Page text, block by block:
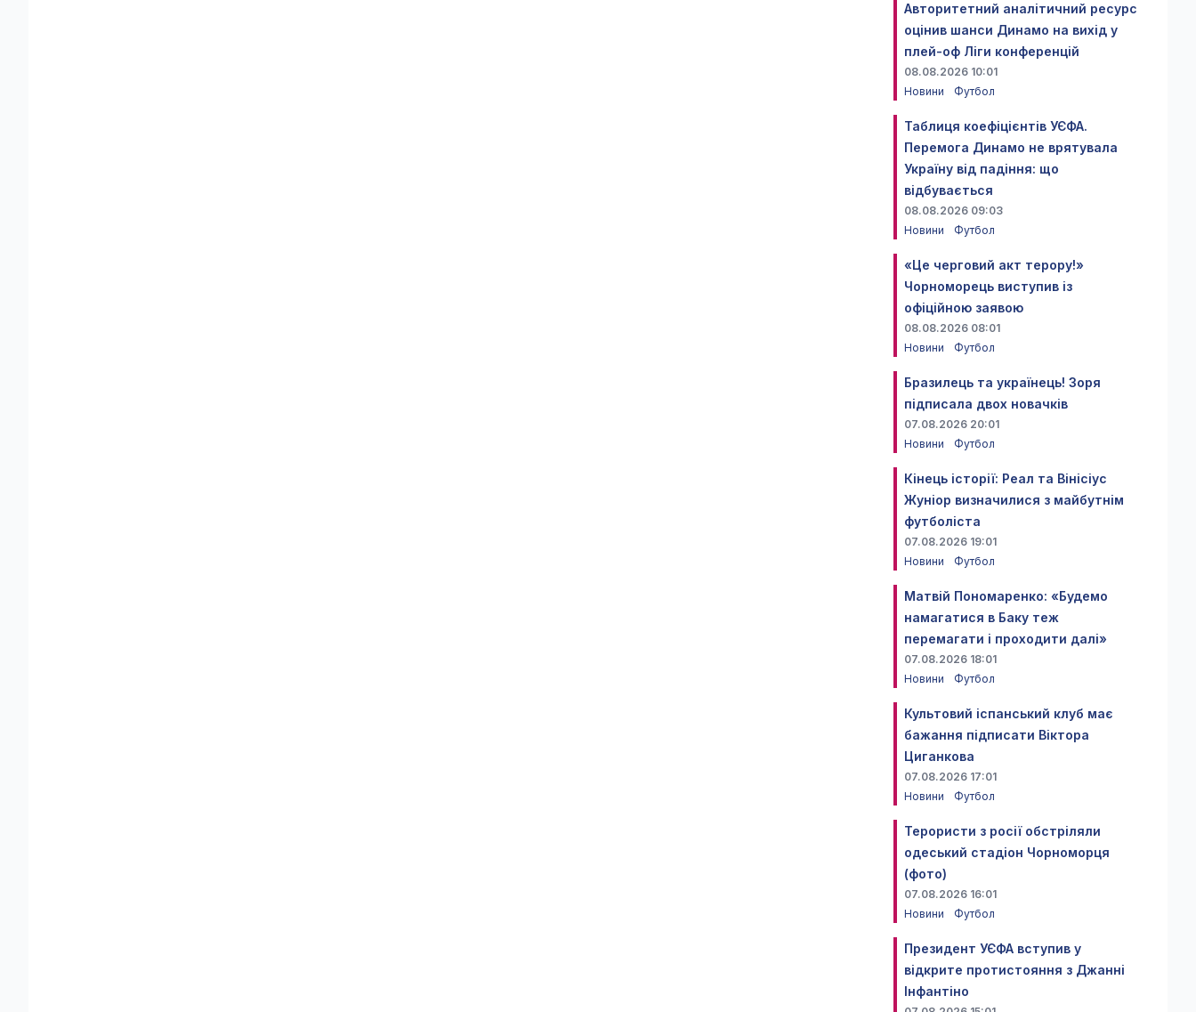
Авторитетний аналітичний ресурс
оцінив шанси Динамо на вихід у
плей-оф Ліги конференцій
08.08.2026 10:01
Новини
Футбол
Таблиця коефіцієнтів УЄФА.
Перемога Динамо не врятувала
Україну від падіння: що
відбувається
08.08.2026 09:03
Новини
Футбол
«Це черговий акт терору!»
Чорноморець виступив із
офіційною заявою
08.08.2026 08:01
Новини
Футбол
Бразилець та українець! Зоря
підписала двох новачків
07.08.2026 20:01
Новини
Футбол
Кінець історії: Реал та Вінісіус
Жуніор визначилися з майбутнім
футболіста
07.08.2026 19:01
Новини
Футбол
Матвій Пономаренко: «Будемо
намагатися в Баку теж
перемагати і проходити далі»
07.08.2026 18:01
Новини
Футбол
Культовий іспанський клуб має
бажання підписати Віктора
Циганкова
07.08.2026 17:01
Новини
Футбол
Терористи з росії обстріляли
одеський стадіон Чорноморця
(фото)
07.08.2026 16:01
Новини
Футбол
Президент УЄФА вступив у
відкрите протистояння з Джанні
Інфантіно